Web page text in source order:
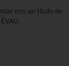
con un título de